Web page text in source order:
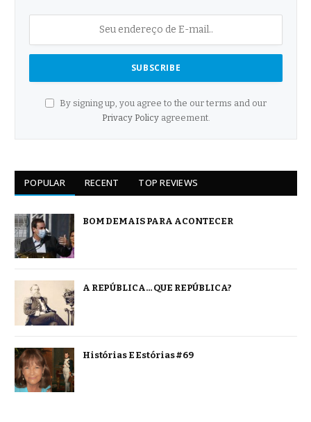
By signing up, you agree to the our terms and our
Privacy Policyagreement.
POPULAR RECENT TOP REVIEWS
BOM DEMAIS PARA ACONTECER
A REPÚBLICA… QUE REPÚBLICA?
Histórias E Estórias #69